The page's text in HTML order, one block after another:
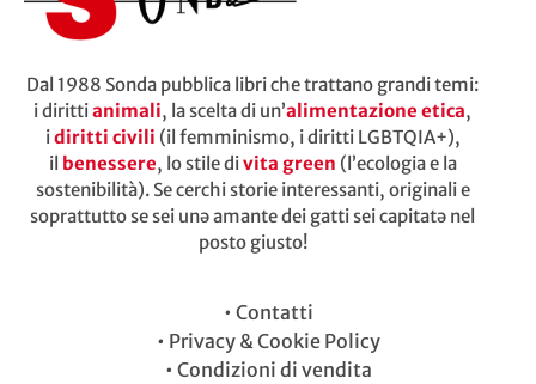
Dal 1988 Sonda pubblica libri che trattano grandi temi:
i dirittianimali, la scelta di un’alimentazione etica,
idiritti civili (il femminismo, i diritti LGBTQIA+),
il benessere, lo stile divita green (l’ecologia e la
sostenibilità). Se cerchi storie interessanti, originali e
soprattutto se sei unə amante dei gatti sei capitatə nel
posto giusto!
• Contatti
• Privacy & Cookie Policy
• Condizioni di vendita